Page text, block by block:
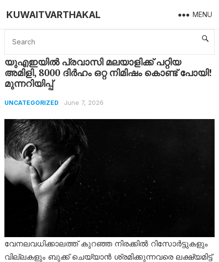
KUWAITVARTHAKAL MENU
Home Uncategorized യുഎഇയിൽ പ്രവാസി മലയാളിക്ക് പറ്റിയ അമിളി, 8000 ദിർഹം ഒറ്റ നിമിഷം കൊണ്ട് പോയി! മുന്നറിയിപ്പ്
യുഎഇയിൽ പ്രവാസി മലയാളിക്ക് പറ്റിയ
അമിളി, 8000 ദിർഹം ഒറ്റ നിമിഷം കൊണ്ട് പോയി!
മുന്നറിയിപ്പ്
UNCATEGORIZED June 7, 2026
വേനലവധിക്കാലത്ത് കുറഞ്ഞ നിരക്കിൽ റിസോർട്ടുകളും
വില്ലകളും ബുക്ക് ചെയ്യാൻ ശ്രമിക്കുന്നവരെ ലക്ഷ്യമിട്ട്